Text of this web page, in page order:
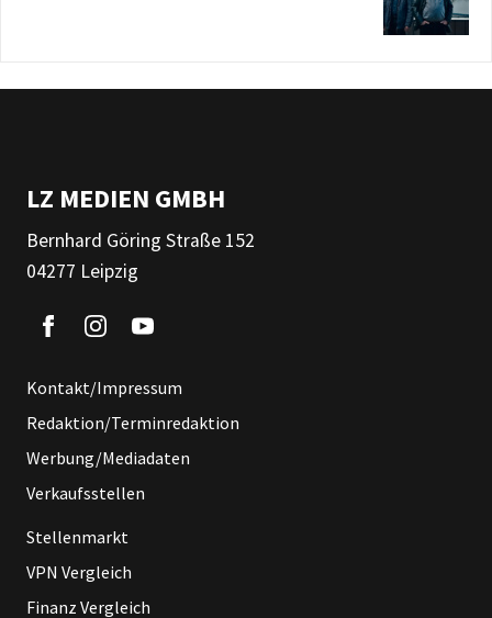
LZ MEDIEN GMBH
Bernhard Göring Straße 152
04277 Leipzig
Kontakt/Impressum
Redaktion/Terminredaktion
Werbung/Mediadaten
Verkaufsstellen
Stellenmarkt
VPN Vergleich
Finanz Vergleich